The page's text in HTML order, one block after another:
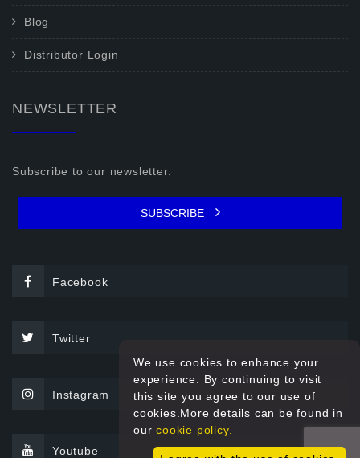
Blog
Distributor Login
NEWSLETTER
Subscribe to our newsletter.
SUBSCRIBE
Facebook
Twitter
Instagram
Youtube
We use cookies to enhance your
experience. By continuing to visit
this site you agree to our use of
cookies.More details can be found in
ourcookie policy.